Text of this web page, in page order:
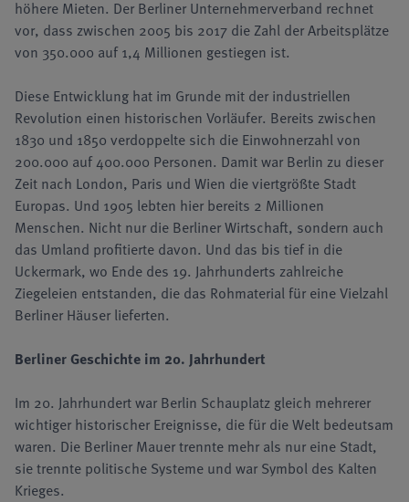
höhere Mieten. Der Berliner Unternehmerverband rechnet
vor, dass zwischen 2005 bis 2017 die Zahl der Arbeitsplätze
von 350.000 auf 1,4 Millionen gestiegen ist.
Diese Entwicklung hat im Grunde mit der industriellen
Revolution einen historischen Vorläufer. Bereits zwischen
1830 und 1850 verdoppelte sich die Einwohnerzahl von
200.000 auf 400.000 Personen. Damit war Berlin zu dieser
Zeit nach London, Paris und Wien die viertgrößte Stadt
Europas. Und 1905 lebten hier bereits 2 Millionen
Menschen. Nicht nur die Berliner Wirtschaft, sondern auch
das Umland profitierte davon. Und das bis tief in die
Uckermark, wo Ende des 19. Jahrhunderts zahlreiche
Ziegeleien entstanden, die das Rohmaterial für eine Vielzahl
Berliner Häuser lieferten.
Berliner Geschichte im 20. Jahrhundert
Im 20. Jahrhundert war Berlin Schauplatz gleich mehrerer
wichtiger historischer Ereignisse, die für die Welt bedeutsam
waren. Die Berliner Mauer trennte mehr als nur eine Stadt,
sie trennte politische Systeme und war Symbol des Kalten
Krieges.